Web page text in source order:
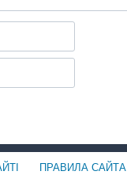
ПРАВИЛА САЙТА